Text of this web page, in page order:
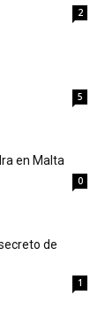
2
5
en Malta
0
de
1